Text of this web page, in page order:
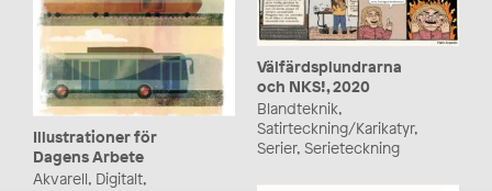
Välfärdsplundrarna
och NKS!, 2020
Blandteknik,
Satirteckning/Karikatyr,
Serier, Serieteckning
Illustrationer för
Dagens Arbete
Akvarell, Digitalt,